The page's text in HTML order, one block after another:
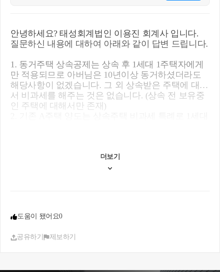
안녕하세요? 태성회계법인 이용진 회계사 입니다.
질문하신 내용에 대하여 아래와 같이 답변 드립니다.
1. 동거주택 상속공제는 상속 후 1세대 1주택자에게
만 적용되므로 아버님은 10년이상 동거하셨더라도
해당사항이 없겠습니다. 그 외 상속받은 주택에 대해
서 비과세를 해주는 것은 없습니다. (상속 전 보유중
인 주택에 대해서만 존재)
도 후 B주택 보유상태에서 C주택 구입 시 조정지역
이 아니라면 2주택이지만 중과세가 적용되지 않아
더보기
도움이 됐어요0
공유하기 제보하기